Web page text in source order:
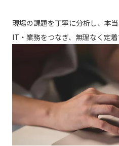
現場の課題を丁寧に分析し、本
IT・業務をつなぎ、無理なく定着